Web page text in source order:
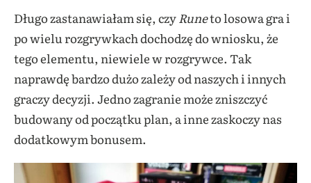
Długo zastanawiałam się, czy Runeto losowa gra i
po wielu rozgrywkach dochodzę do wniosku, że
tego elementu, niewiele w rozgrywce. Tak
naprawdę bardzo dużo zależy od naszych i innych
graczy decyzji. Jedno zagranie może zniszczyć
budowany od początku plan, a inne zaskoczy nas
dodatkowym bonusem.